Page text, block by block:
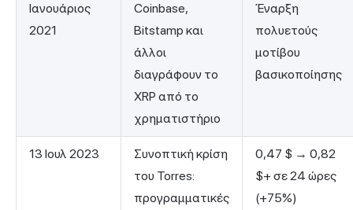
Ιανουάριος
2021
Coinbase,
Bitstamp και
άλλοι
διαγράφουν το
XRP από το
χρηματιστήριο
Έναρξη
πολυετούς
μοτίβου
βασικοποίησης
13 Ιουλ 2023
Συνοπτική κρίση
του Torres:
προγραμματικές
0,47 $ → 0,82
$+ σε 24 ώρες
(+75%)